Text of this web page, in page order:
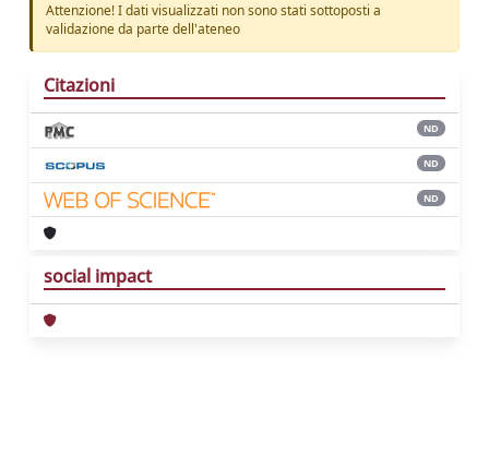
Attenzione! I dati visualizzati non sono stati sottoposti a
validazione da parte dell'ateneo
Citazioni
ND
ND
ND
social impact